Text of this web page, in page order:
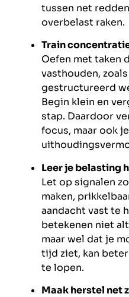
tussen net
overbelast raken.
Train
Oefen met taken
vasthouden,
gestructureerd
Begin klein en
stap. Daardoor
focus, maar ook
Leer je belasting
Let op signalen
maken,
aandacht vast te
betekenen niet
maar wel dat je
tijd ziet, kan
te lopen.
Maak herstel net